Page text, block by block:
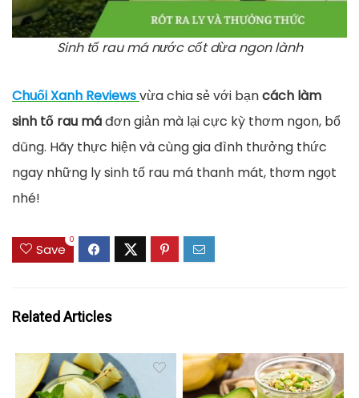
Sinh tố rau má nước cốt dừa ngon lành
Chuối Xanh Reviewsvừa chia sẻ với bạncách làm
sinh tố rau máđơn giản mà lại cực kỳ thơm ngon, bổ
dũng. Hãy thực hiện và cùng gia đình thưởng thức
ngay những ly sinh tố rau má thanh mát, thơm ngọt
nhé!
Save
0
Related Articles